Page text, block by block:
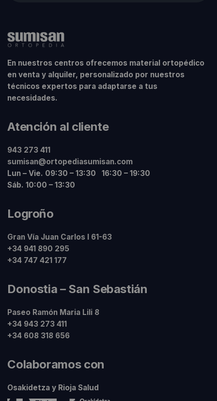
En nuestros centros ofrecemos material ortopédico
en venta y alquiler, personalizado por nuestros
técnicos expertos para adaptarse a tus
necesidades.
Atención al cliente
943 273 411
sumisan@ortopediasumisan.com
Lun – Vie. 09:30 – 13:30 16:30 – 19:30
Sáb. 10:00 – 13:30
Logroño
Gran Vía Juan Carlos I 61-63
+34 941 890 295
+34 747 421 177
Donostia – San Sebastián
Paseo Ramón Maria Lili 8
+34 943 273 411
+34 608 318 656
Colaboramos con
Osakidetza y Rioja Salud